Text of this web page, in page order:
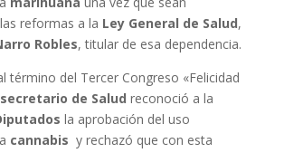
reformas a la Ley General de Salud,
Robles, titular de esa dependencia.
término del Tercer Congreso «Felicidad
secretario de Salud reconoció a la
la aprobación del uso
cannabis y rechazó que con esta